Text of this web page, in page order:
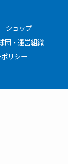
ショップ
団・運営組織
リシー